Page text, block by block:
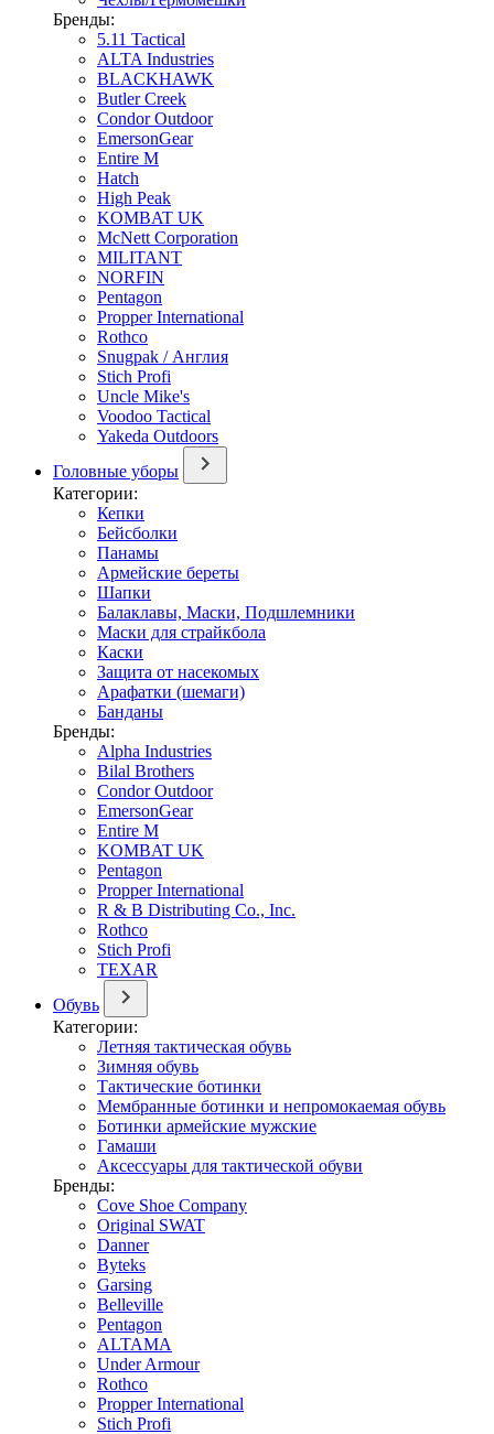
Бренды:
5.11 Tactical
ALTA Industries
BLACKHAWK
Butler Creek
Condor Outdoor
EmersonGear
Entire M
Hatch
High Peak
KOMBAT UK
McNett Corporation
MILITANT
NORFIN
Pentagon
Propper International
Rothco
Snugpak / Англия
Stich Profi
Uncle Mike's
Voodoo Tactical
Yakeda Outdoors
Головные уборы
Категории:
Кепки
Бейсболки
Панамы
Армейские береты
Шапки
Балаклавы, Маски, Подшлемники
Маски для страйкбола
Каски
Защита от насекомых
Арафатки (шемаги)
Банданы
Бренды:
Alpha Industries
Bilal Brothers
Condor Outdoor
EmersonGear
Entire M
KOMBAT UK
Pentagon
Propper International
R & B Distributing Co., Inc.
Rothco
Stich Profi
TEXAR
Обувь
Категории:
Летняя тактическая обувь
Зимняя обувь
Тактические ботинки
Мембранные ботинки и непромокаемая обувь
Ботинки армейские мужские
Гамаши
Аксессуары для тактической обуви
Бренды:
Cove Shoe Company
Original SWAT
Danner
Byteks
Garsing
Belleville
Pentagon
ALTAMA
Under Armour
Rothco
Propper International
Stich Profi